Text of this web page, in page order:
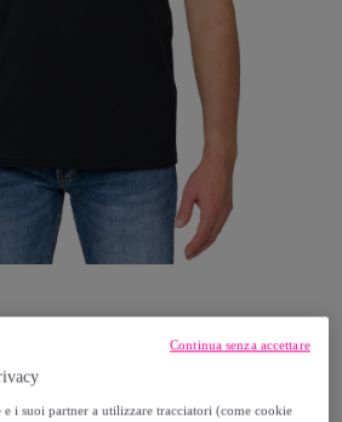
100% cotone nero
e i suoi partner a utilizzare tracciatori (come cookie
Continua senza accettare